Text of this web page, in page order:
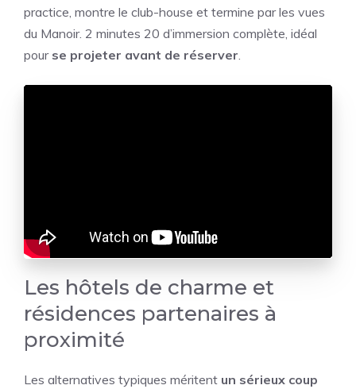
practice, montre le club-house et termine par les vues
du Manoir. 2 minutes 20 d’immersion complète, idéal
pour se projeter avant de réserver.
Les hôtels de charme et
résidences partenaires à
proximité
Les alternatives typiques méritent un sérieux coup